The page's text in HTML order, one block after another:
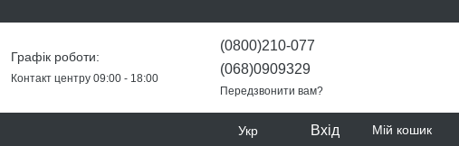
Графік роботи:
Контакт центру 09:00 - 18:00
(0800)210-077
(068)0909329
Передзвонити вам?
Укр Вхід Мій кошик